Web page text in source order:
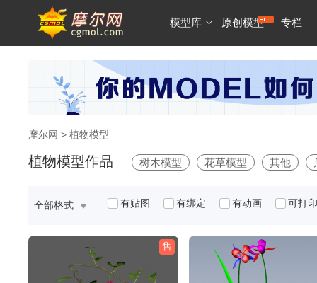
模型库 原创模型 专栏
摩尔网 > 植物模型
植物模型作品 树木模型 花草模型 其他
全部格式 有贴图 有绑定 有动画 可打印
售